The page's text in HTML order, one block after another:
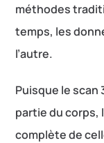
méthodes
temps, les
l’autre.
Puisque le scan
partie du corps,
complète de